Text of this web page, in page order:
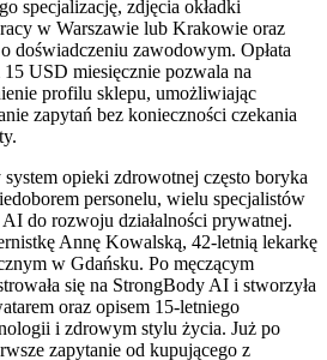
specjalizację, zdjęcia okładki
w Warszawie lub Krakowie oraz
doświadczeniu zawodowym. Opłata
USD miesięcznie pozwala na
profilu sklepu, umożliwiając
zapytań bez konieczności czekania
opieki zdrowotnej często boryka
personelu, wielu specjalistów
do rozwoju działalności prywatnej.
Annę Kowalską, 42-letnią lekarkę
w Gdańsku. Po męczącym
się na StrongBody AI i stworzyła
oraz opisem 15-letniego
i zdrowym stylu życia. Już po
zapytanie od kupującego z